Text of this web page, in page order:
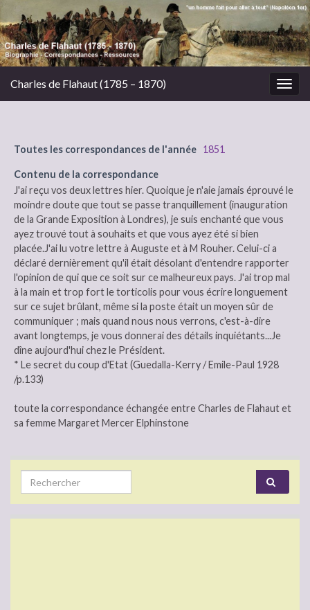
Charles de Flahaut (1785 – 1870)
Toutes les correspondances de l'année 1851
Contenu de la correspondance
J'ai reçu vos deux lettres hier. Quoique je n'aie jamais éprouvé le
moindre doute que tout se passe tranquillement (inauguration
de la Grande Exposition à Londres), je suis enchanté que vous
ayez trouvé tout à souhaits et que vous ayez été si bien
placée.J'ai lu votre lettre à Auguste et à M Rouher. Celui-ci a
déclaré dernièrement qu'il était désolant d'entendre rapporter
l'opinion de qui que ce soit sur ce malheureux pays. J'ai trop mal
à la main et trop fort le torticolis pour vous écrire longuement
sur ce sujet brûlant, même si la poste était un moyen sûr de
communiquer ; mais quand nous nous verrons, c'est-à-dire
avant longtemps, je vous donnerai des détails inquiétants...Je
dîne aujourd'hui chez le Président.
* Le secret du coup d'Etat (Guedalla-Kerry / Emile-Paul 1928
/p.133)
toute la correspondance échangée entre Charles de Flahaut et
sa femme Margaret Mercer Elphinstone
Search for: